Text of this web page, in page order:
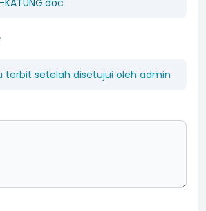
KATUNG.doc
terbit setelah disetujui oleh admin